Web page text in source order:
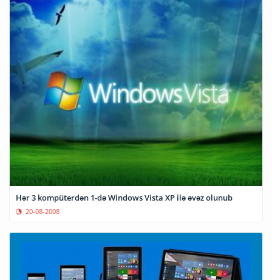
Hər 3 kompüterdən 1-də Windows Vista XP ilə əvəz olunub
20-08-2008